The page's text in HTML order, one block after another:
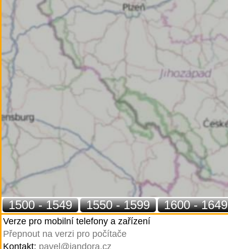
1500 - 1549 1550 - 1599 1600 - 1649
Verze pro mobilní telefony a zařízení
Přepnout na verzi pro počítače
Kontakt: pavel@jandora.cz